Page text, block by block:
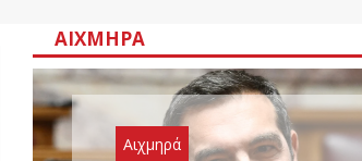
ΑΙΧΜΗΡΆ
Αιχμηρά